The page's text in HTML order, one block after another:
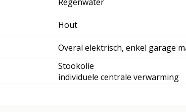
Hout
Overal elektrisch, enkel garage
Stookolie
individuele centrale verwarming